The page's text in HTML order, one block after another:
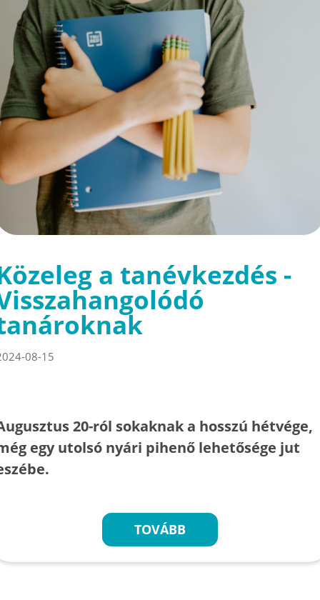
a tanévkezdés -
08-15
20-ról sokaknak a hosszú hétvége,
egy utolsó nyári pihenő lehetősége jut
TOVÁBB